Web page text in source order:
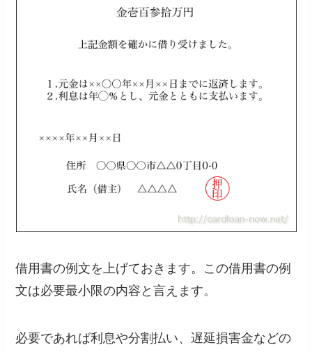
借用書の例文を上げておきます。この借用書の例
文は必要最小限の内容と言えます。
必要であれば利息や分割払い、遅延損害金などの